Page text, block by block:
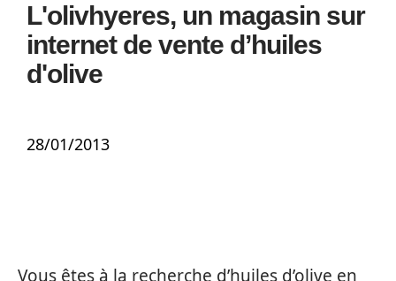
L'olivhyeres, un magasin sur
internet de vente d’huiles
d'olive
28/01/2013
Vous êtes à la recherche d’huiles d’olive en